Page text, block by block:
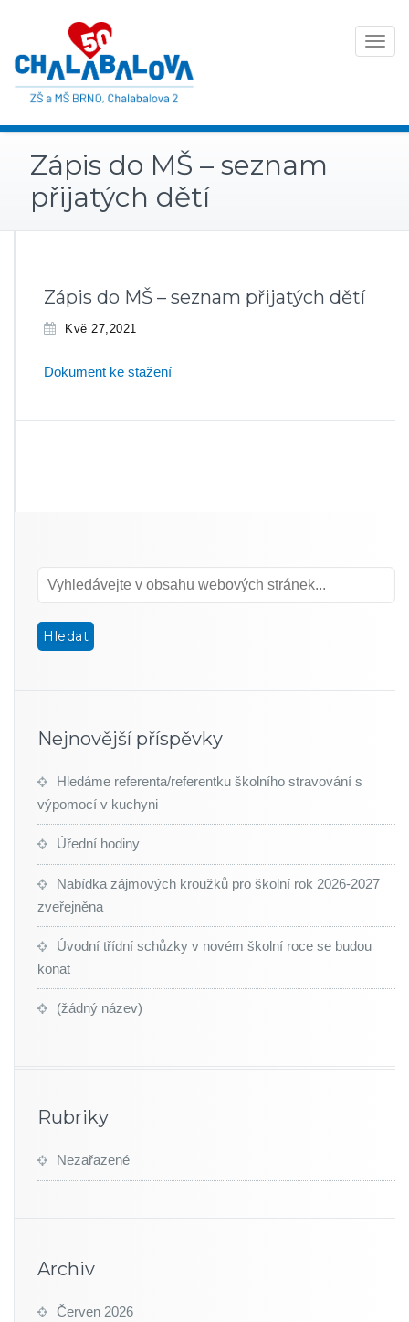
Toggle
Zápis do MŠ – seznam
přijatých dětí
Zápis do MŠ – seznam přijatých dětí
Kvě 27,2021
Dokument ke stažení
Nejnovější příspěvky
Hledáme referenta/referentku školního stravování s
výpomocí v kuchyni
Úřední hodiny
Nabídka zájmových kroužků pro školní rok 2026-2027
zveřejněna
Úvodní třídní schůzky v novém školní roce se budou
konat
(žádný název)
Rubriky
Nezařazené
Archiv
Červen 2026